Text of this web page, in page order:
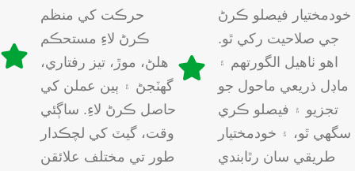
حرڪت کي منظم
ڪرڻ لاءِ مستحڪم
ھلڻ، موڙ، تيز رفتاري،
گھٽجڻ ۽ ٻين عملن کي
حاصل ڪرڻ لاءِ. ساڳئي
وقت، گيٽ کي لچڪدار
طور تي مختلف علائقن
خودمختيار فيصلو ڪرڻ
جي صلاحيت رکي ٿو.
اهو ٺاهيل الگورتھم ۽
ماڊل ذريعي ماحول جو
تجزيو ۽ فيصلو ڪري
سگهي ٿو، ۽ خودمختيار
طريقي سان رٿابندي